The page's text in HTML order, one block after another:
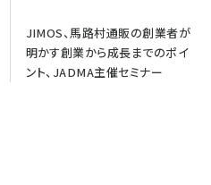
JIMOS、馬路村通販の創業者が
明かす創業から成長までのポイ
ント、JADMA主催セミナー